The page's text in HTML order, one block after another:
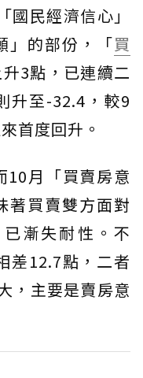
民經濟信心」
」的部份，「買
3點，已連續二
升至-32.4，較9
首度回升。
10月「買賣房意
著買賣雙方面對
漸失耐性。不
差12.7點，二者
，主要是賣房意